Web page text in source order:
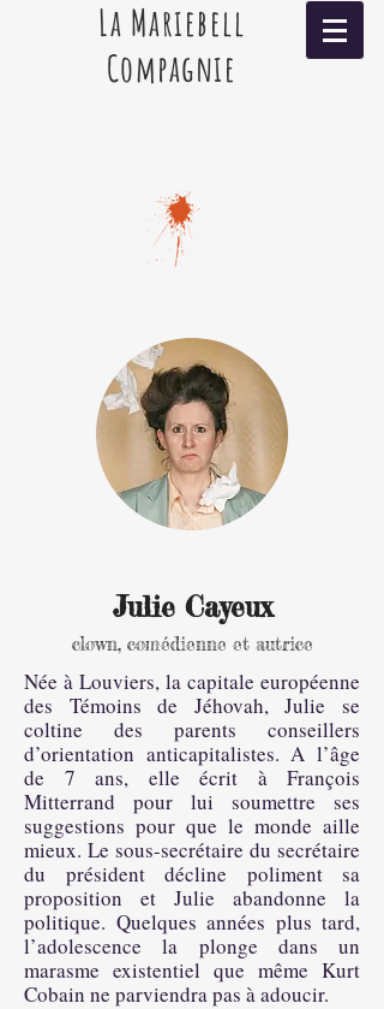
La Mariebell
Compagnie
Julie Cayeux
clown, comédienne et autrice
Née à Louviers, la capitale européenne
des Témoins de Jéhovah, Julie se
coltine des parents conseillers
d’orientation anticapitalistes. A l’âge
de 7 ans, elle écrit à François
Mitterrand pour lui soumettre ses
suggestions pour que le monde aille
mieux. Le sous-secrétaire du secrétaire
du président décline poliment sa
proposition et Julie abandonne la
politique. Quelques années plus tard,
l’adolescence la plonge dans un
marasme existentiel que même Kurt
Cobain ne parviendra pas à adoucir.